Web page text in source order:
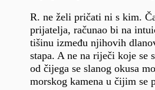
R. ne želi pričati ni s kim.
prijatelja, računao bi na
tišinu između njihovih
stapa. A ne na riječi koje se
od čijega se slanog okusa
morskog kamena u čijim se